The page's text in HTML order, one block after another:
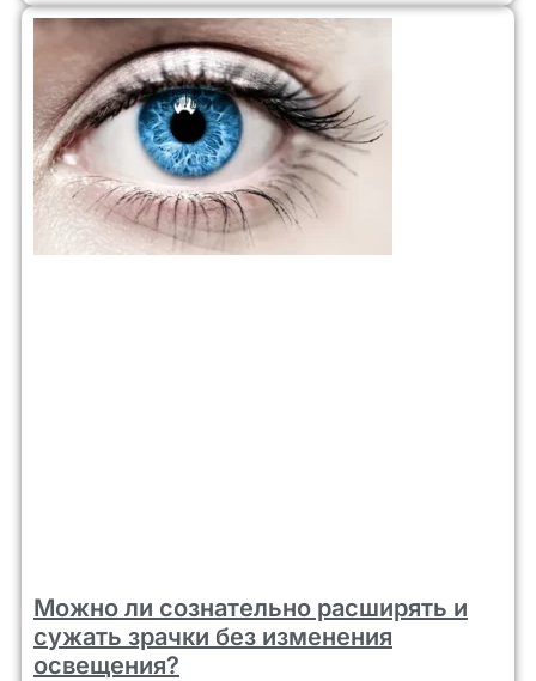
Можно ли сознательно расширять и
сужать зрачки без изменения
освещения?